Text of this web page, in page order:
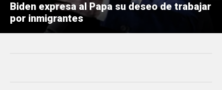
Biden expresa al Papa su deseo de trabajar
por inmigrantes